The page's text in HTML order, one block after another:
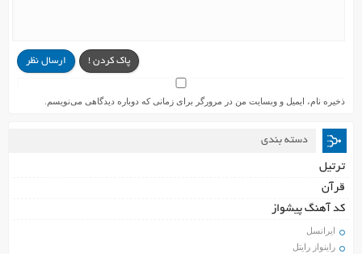
ارسال نظر پاک کردن !
ذخیره نام، ایمیل و وبسایت من در مرورگر برای زمانی که دوباره دیدگاهی می‌نویسم.
دسته بندی
ترتیل
قرآن
کد آهنگ پیشواز
ایرانسل
راینواز رایتل